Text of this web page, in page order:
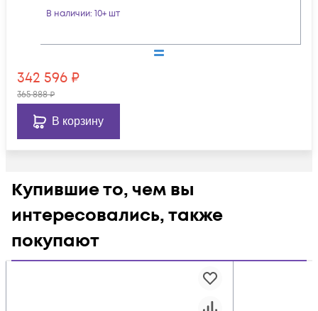
В наличии: 10+ шт
342 596 ₽
365 888₽
В корзину
Купившие то, чем вы
интересовались, также
покупают